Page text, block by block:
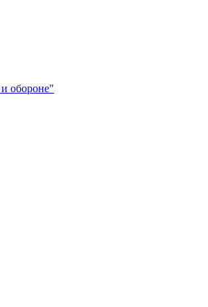
обороне"